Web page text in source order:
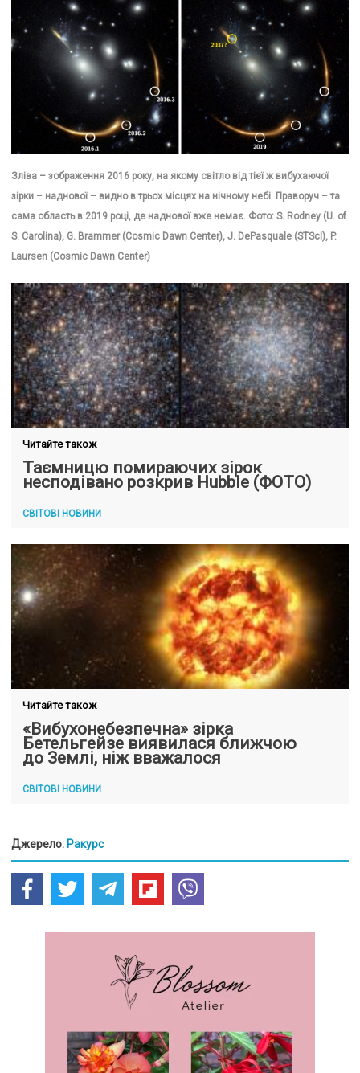
Зліва – зображення 2016 року, на якому світло від тієї ж вибухаючої
зірки – наднової – видно в трьох місцях на нічному небі. Праворуч – та
сама область в 2019 році, де наднової вже немає. Фото: S. Rodney (U. of
S. Carolina), G. Brammer (Cosmic Dawn Center), J. DePasquale (STScI), P.
Laursen (Cosmic Dawn Center)
Читайте також
Таємницю помираючих зірок
несподівано розкрив Hubble (ФОТО)
СВІТОВІ НОВИНИ
Читайте також
«Вибухонебезпечна» зірка
Бетельгейзе виявилася ближчою
до Землі, ніж вважалося
СВІТОВІ НОВИНИ
Джерело: Ракурс